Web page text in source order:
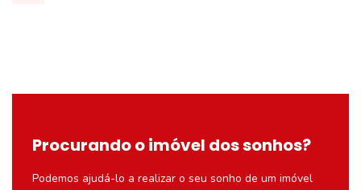
Procurando o imóvel dos sonhos?
Podemos ajudá-lo a realizar o seu sonho de um imóvel